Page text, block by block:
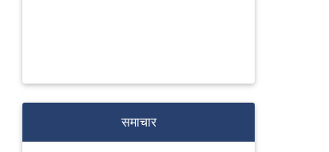
समाचार